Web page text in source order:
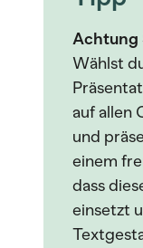
Achtung
Wählst
auf allen
und
einem
dass
einsetzt